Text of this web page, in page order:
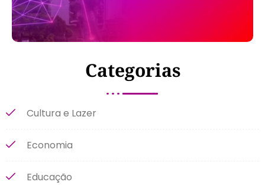
Categorias
Cultura e Lazer
Economia
Educação